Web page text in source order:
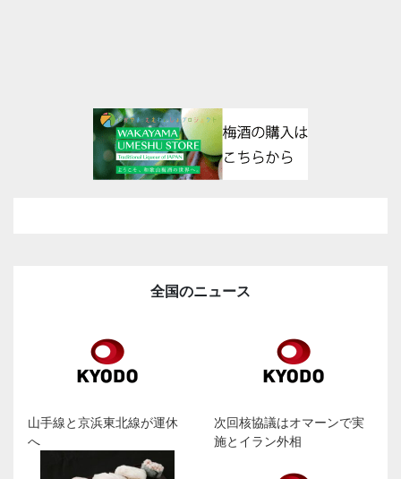
全国のニュース
山手線と京浜東北線が運休
へ
次回核協議はオマーンで実
施とイラン外相